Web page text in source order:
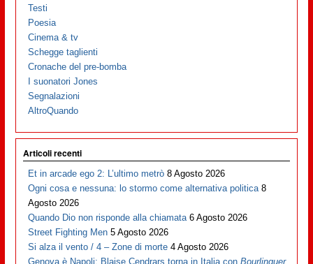
Testi
Poesia
Cinema & tv
Schegge taglienti
Cronache del pre-bomba
I suonatori Jones
Segnalazioni
AltroQuando
Articoli recenti
Et in arcade ego 2: L’ultimo metrò 8 Agosto 2026
Ogni cosa e nessuna: lo stormo come alternativa politica 8
Agosto 2026
Quando Dio non risponde alla chiamata 6 Agosto 2026
Street Fighting Men 5 Agosto 2026
Si alza il vento / 4 – Zone di morte 4 Agosto 2026
Genova è Napoli: Blaise Cendrars torna in Italia conBourlinguer